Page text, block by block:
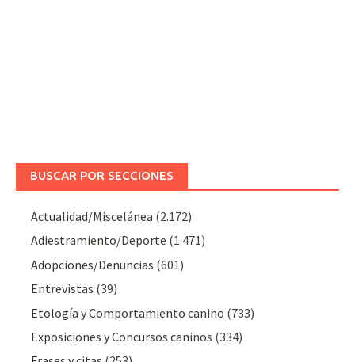
BUSCAR POR SECCIONES
Actualidad/Miscelánea (2.172)
Adiestramiento/Deporte (1.471)
Adopciones/Denuncias (601)
Entrevistas (39)
Etología y Comportamiento canino (733)
Exposiciones y Concursos caninos (334)